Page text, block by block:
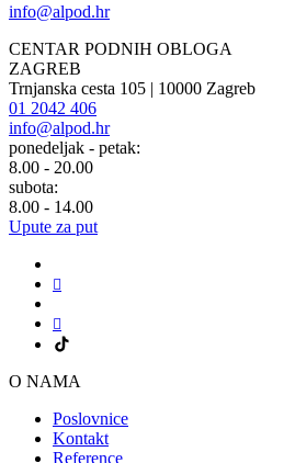
info@alpod.hr
CENTAR PODNIH OBLOGA
ZAGREB
Trnjanska cesta 105 | 10000 Zagreb
01 2042 406
info@alpod.hr
ponedeljak - petak:
8.00 - 20.00
subota:
8.00 - 14.00
Upute za put
O NAMA
Poslovnice
Kontakt
Reference